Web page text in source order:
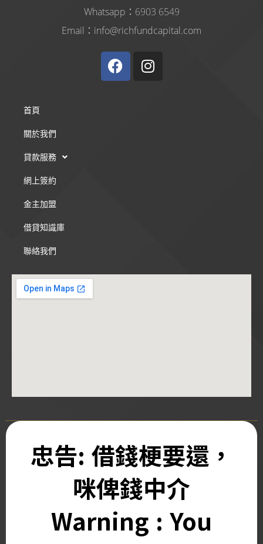
Whatsapp： 6903 6549
Email：info@richfundcapital.com
首頁
關於我們
貸款服務
網上簽約
金主加盟
借貸知識庫
聯絡我們
忠告: 借錢梗要還，
咪俾錢中介
Warning : You